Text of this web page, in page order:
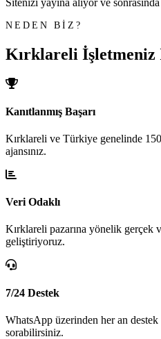
Sitenizi yayına alıyor ve
NEDEN BİZ?
Kırklareli İşletmeniz
Kanıtlanmış Başarı
Kırklareli ve Türkiye genelinde
ajansınız.
Veri Odaklı
Kırklareli pazarına yönelik gerçek
geliştiriyoruz.
7/24 Destek
WhatsApp üzerinden her an destek
sorabilirsiniz.